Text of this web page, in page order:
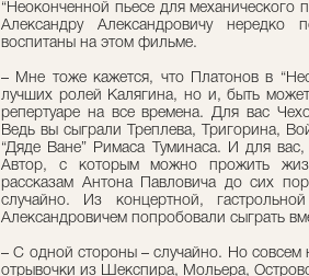
“Неоконченной пьесе для
Александру Александровичу
воспитаны на этом фильме.
– Мне тоже кажется, что Платонов в
лучших ролей Калягина, но и, быть
репертуаре на все времена. Для вас
Ведь вы сыграли Треплева, Тригорина,
“Дяде Ване” Римаса Туминаса. И для
Автор, с которым можно прожить
рассказам Антона Павловича до сих
случайно. Из концертной,
Александровичем попробовали сыграть
– С одной стороны – случайно. Но совсем
отрывочки из Шекспира, Мольера,